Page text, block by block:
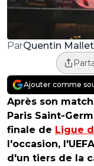
ParQuentin Mallet
Ajouter comme
Après son
Paris Saint-
finale de Ligue
l'occasion,
d'un tiers de la